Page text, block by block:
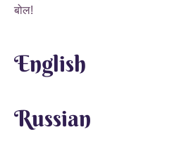
बोल!
English
Russian